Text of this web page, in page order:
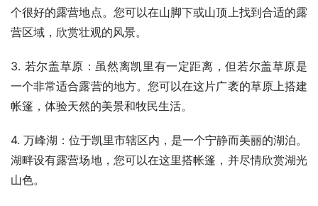
个很好的露营地点。您可以在山脚下或山顶上找到合适的露
营区域，欣赏壮观的风景。
3. 若尔盖草原：虽然离凯里有一定距离，但若尔盖草原是
一个非常适合露营的地方。您可以在这片广袤的草原上搭建
帐篷，体验天然的美景和牧民生活。
4. 万峰湖：位于凯里市辖区内，是一个宁静而美丽的湖泊。
湖畔设有露营场地，您可以在这里搭帐篷，并尽情欣赏湖光
山色。